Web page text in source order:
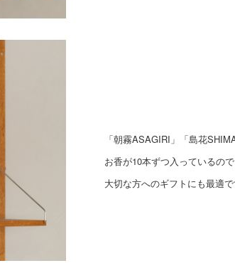
「朝霧ASAGIRI」「島花
お香が10本ずつ入っているの
大切な方へのギフトにも最適で